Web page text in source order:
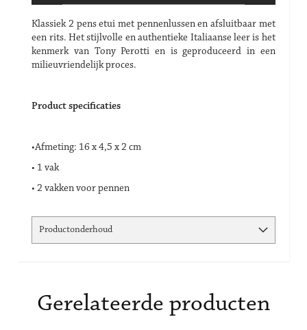
Klassiek 2 pens etui met pennenlussen en afsluitbaar met
een rits. Het stijlvolle en authentieke Italiaanse leer is het
kenmerk van Tony Perotti en is geproduceerd in een
milieuvriendelijk proces.
Product specificaties
•Afmeting: 16 x 4,5 x 2 cm
• 1 vak
• 2 vakken voor pennen
Productonderhoud
Gerelateerde producten